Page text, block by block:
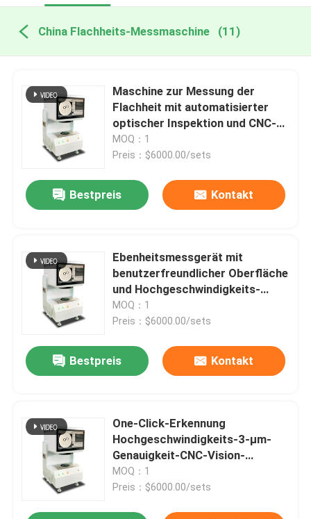
China Flachheits-Messmaschine (11)
Maschine zur Messung der
Flachheit mit automatisierter
optischer Inspektion und CNC-
Vision, die eine präzise Messung
der Flachheit zur Gewährleistung
MOQ：1
Preis：$6000.00/sets
Bestpreis Kontakt
Ebenheitsmessgerät mit
benutzerfreundlicher Oberfläche
und Hochgeschwindigkeits-
Ebenheitsmessung für höhere
Produktivität
MOQ：1
Preis：$6000.00/sets
Bestpreis Kontakt
One-Click-Erkennung
Hochgeschwindigkeits-3-μm-
Genauigkeit-CNC-Vision-
Messmaschine für automatische
optische Inspektion
MOQ：1
Preis：$6000.00/sets